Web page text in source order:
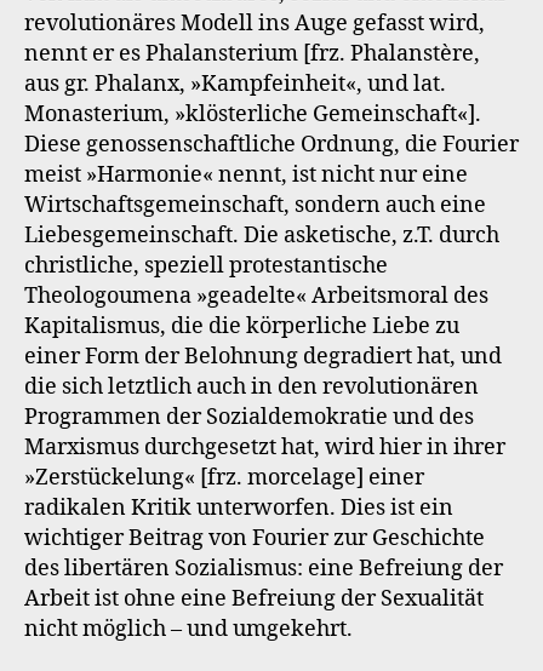
revolutionäres Modell ins Auge gefasst wird,
nennt er es Phalansterium [frz. Phalanstère,
aus gr. Phalanx, »Kampfeinheit«, und lat.
Monasterium, »klösterliche Gemeinschaft«].
Diese genossenschaftliche Ordnung, die Fourier
meist »Harmonie« nennt, ist nicht nur eine
Wirtschaftsgemeinschaft, sondern auch eine
Liebesgemeinschaft. Die asketische, z.T. durch
christliche, speziell protestantische
Theologoumena »geadelte« Arbeitsmoral des
Kapitalismus, die die körperliche Liebe zu
einer Form der Belohnung degradiert hat, und
die sich letztlich auch in den revolutionären
Programmen der Sozialdemokratie und des
Marxismus durchgesetzt hat, wird hier in ihrer
»Zerstückelung« [frz. morcelage] einer
radikalen Kritik unterworfen. Dies ist ein
wichtiger Beitrag von Fourier zur Geschichte
des libertären Sozialismus: eine Befreiung der
Arbeit ist ohne eine Befreiung der Sexualität
nicht möglich – und umgekehrt.